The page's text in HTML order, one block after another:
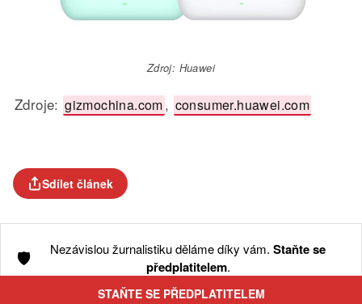
Zdroj: Huawei
Zdroje: gizmochina.com, consumer.huawei.com
Sdílet článek
🛡️ Nezávislou žurnalistiku děláme díky vám. Staňte se
předplatitelem.
STAŇTE SE PŘEDPLATITELEM